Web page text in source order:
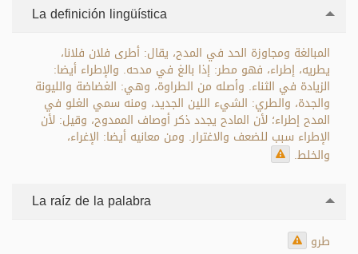
La definición lingüística
المبالغة ومجاوزة الحد في المدح، يقال: أطرى فلان فلانا،
يطريه، إطراء، فهو مطر: إذا بالغ في مدحه. والإطراء أيضا:
الزيادة في الثناء. وأصله من الطراوة، وهي: الغضاضة والليونة
والجدة، والطري: الشيء اللين الجديد، ومنه سمي الغلو في
المدح إطراء؛ لأن المادح يجدد ذكر أوصاف الممدوح، وقيل: لأن
الإطراء سبب للضعف والاغترار. ومن معانيه أيضا: الإغراء،
والخلط.
La raíz de la palabra
طرو